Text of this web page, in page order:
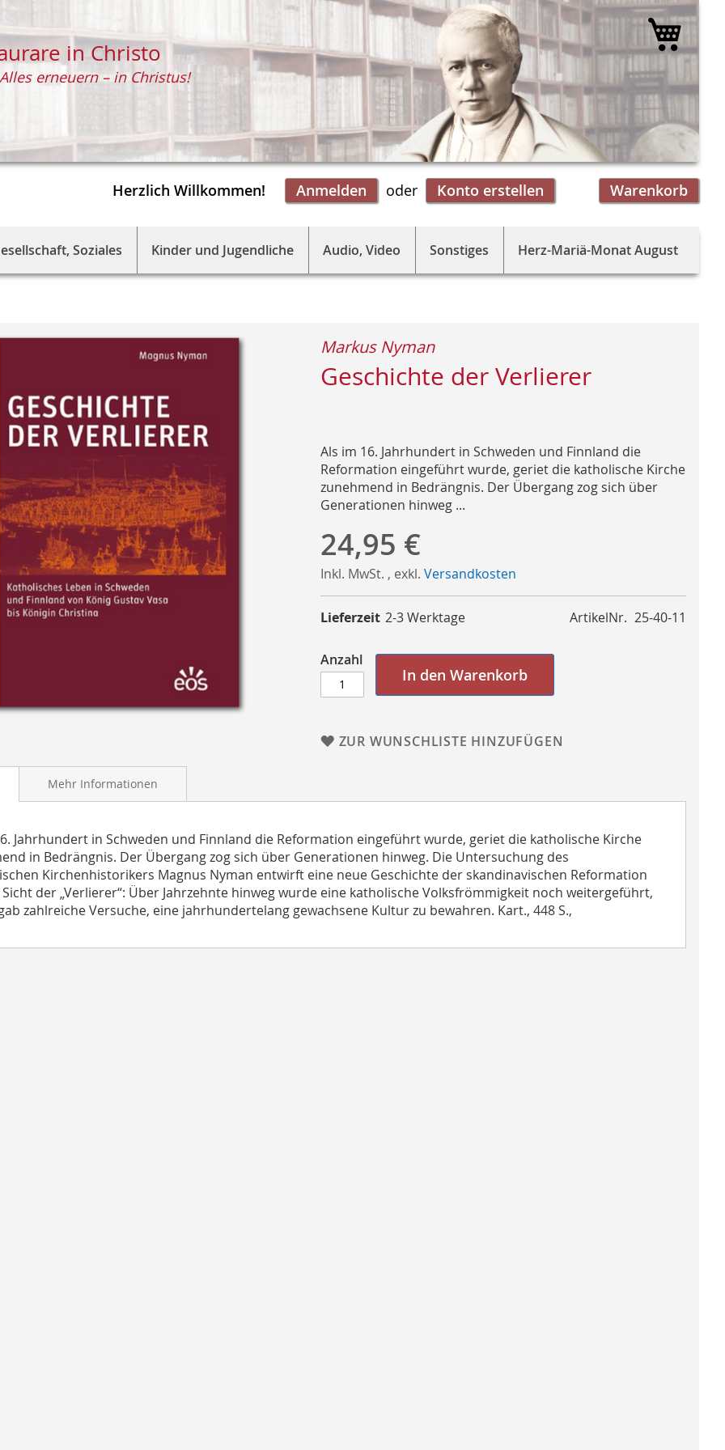
Herzlich Willkommen! Anmelden Warenkorb
Konto erstellen
in Christo
Alles erneuern – in Christus!
Mein
Soziales Kinder und Jugendliche Audio, Video Sonstiges Herz-Mariä-Monat August
Geschichte der Verlierer
Markus Nyman
Als im 16. Jahrhundert in Schweden und Finnland die
Reformation eingeführt wurde, geriet die katholische Kirche
zunehmend in Bedrängnis. Der Übergang zog sich über
Generationen hinweg ...
24,95 €
Inkl. MwSt. , exkl. Versandkosten
ArtikelNr. 25-40-11
Lieferzeit 2-3 Werktage
Anzahl
In den Warenkorb
ZUR WUNSCHLISTE HINZUFÜGEN
Jahrhundert in Schweden und Finnland die Reformation eingeführt wurde, geriet die katholische Kirche
in Bedrängnis. Der Übergang zog sich über Generationen hinweg. Die Untersuchung des
Kirchenhistorikers Magnus Nyman entwirft eine neue Geschichte der skandinavischen Reformation
der „Verlierer“: Über Jahrzehnte hinweg wurde eine katholische Volksfrömmigkeit noch weitergeführt,
zahlreiche Versuche, eine jahrhundertelang gewachsene Kultur zu bewahren. Kart., 448 S.,
Mehr Informationen